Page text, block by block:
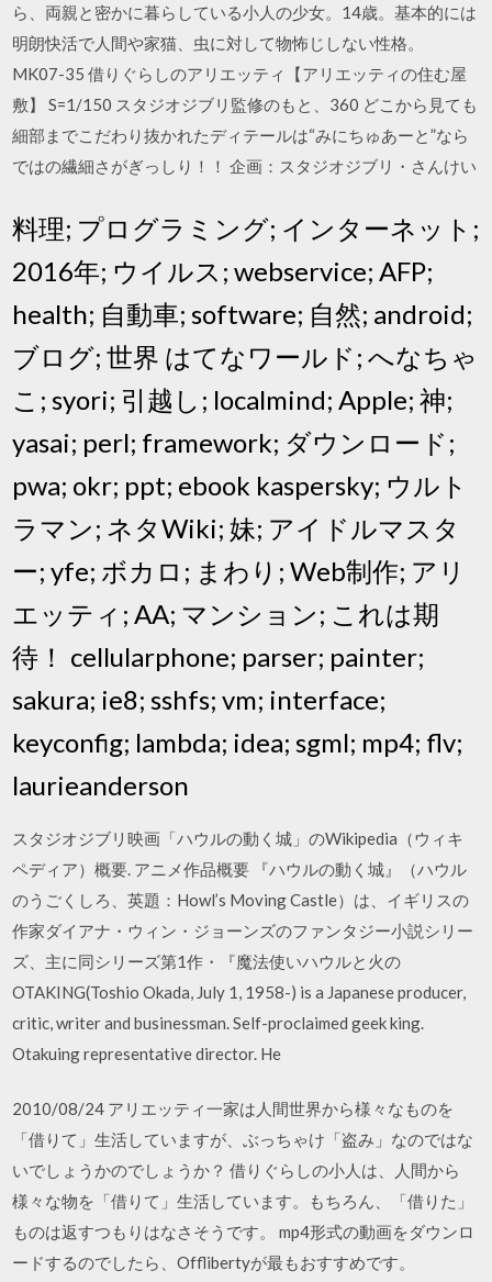
ら、両親と密かに暮らしている小人の少女。14歳。基本的には
明朗快活で人間や家猫、虫に対して物怖じしない性格。
MK07-35 借りぐらしのアリエッティ【アリエッティの住む屋
敷】 S=1/150 スタジオジブリ監修のもと、360 どこから見ても
細部までこだわり抜かれたディテールは“みにちゅあーと”なら
ではの繊細さがぎっしり！！ 企画：スタジオジブリ・さんけい
料理; プログラミング; インターネット;
2016年; ウイルス; webservice; AFP;
health; 自動車; software; 自然; android;
ブログ; 世界 はてなワールド; へなちゃ
こ; syori; 引越し; localmind; Apple; 神;
yasai; perl; framework; ダウンロード;
pwa; okr; ppt; ebook kaspersky; ウルト
ラマン; ネタWiki; 妹; アイドルマスタ
ー; yfe; ボカロ; まわり; Web制作; アリ
エッティ; AA; マンション; これは期
待！ cellularphone; parser; painter;
sakura; ie8; sshfs; vm; interface;
keyconfig; lambda; idea; sgml; mp4; flv;
laurieanderson
スタジオジブリ映画「ハウルの動く城」のWikipedia（ウィキ
ペディア）概要. アニメ作品概要 『ハウルの動く城』（ハウル
のうごくしろ、英題：Howl’s Moving Castle）は、イギリスの
作家ダイアナ・ウィン・ジョーンズのファンタジー小説シリー
ズ、主に同シリーズ第1作・『魔法使いハウルと火の
OTAKING(Toshio Okada, July 1, 1958-) is a Japanese producer,
critic, writer and businessman. Self-proclaimed geek king.
Otakuing representative director. He
2010/08/24 アリエッティ一家は人間世界から様々なものを
「借りて」生活していますが、ぶっちゃけ「盗み」なのではな
いでしょうかのでしょうか？ 借りぐらしの小人は、人間から
様々な物を「借りて」生活しています。もちろん、「借りた」
ものは返すつもりはなさそうです。 mp4形式の動画をダウンロ
ードするのでしたら、Offlibertyが最もおすすめです。